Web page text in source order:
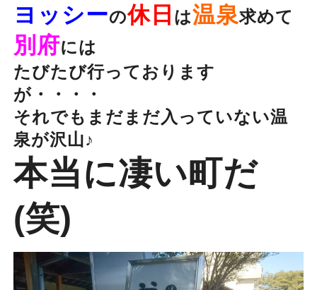
ヨッシーの休日 は温泉求めて
別府には
たびたび行っております
が・・・・
それでもまだまだ入っていない温
泉が沢山♪
本当に凄い町だ
(笑)